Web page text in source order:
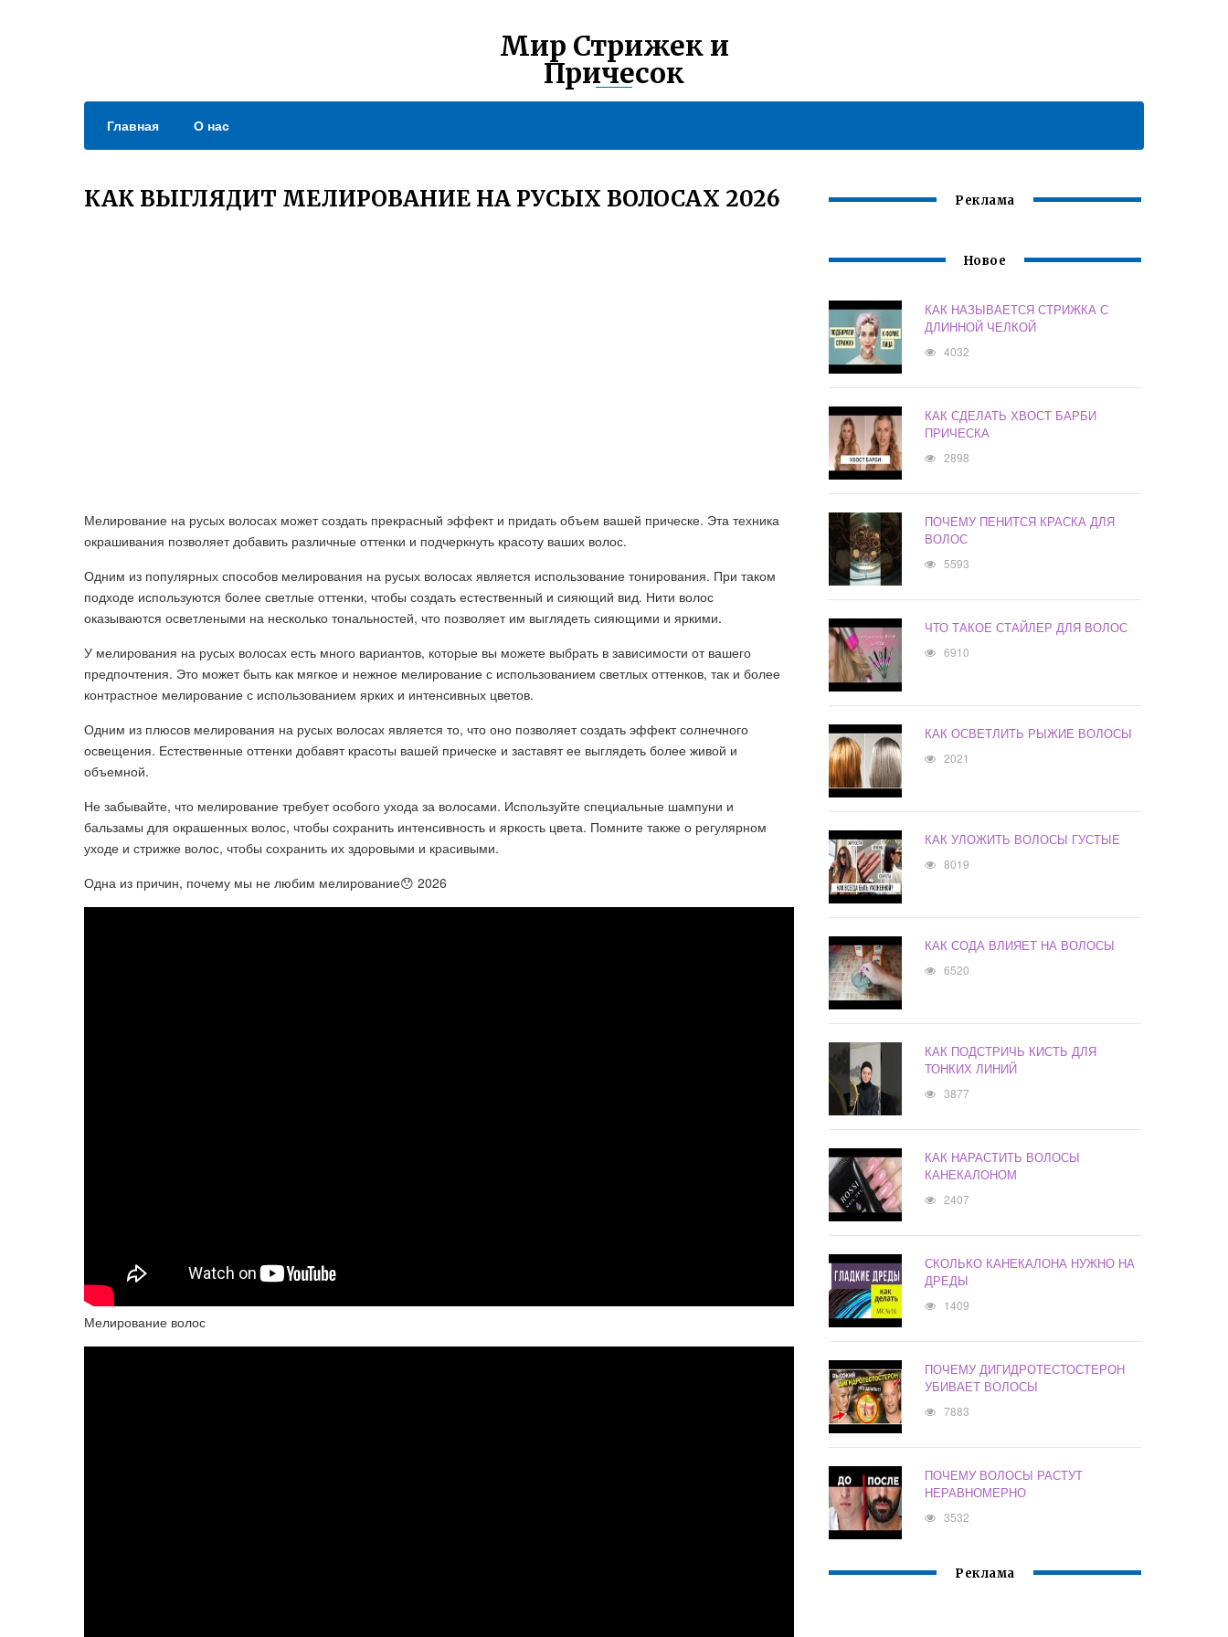
Мир Стрижек и
Причесок
Главная О нас
КАК ВЫГЛЯДИТ МЕЛИРОВАНИЕ НА РУСЫХ ВОЛОСАХ 2026
Мелирование на русых волосах может создать прекрасный эффект и придать объем вашей прическе. Эта техника
окрашивания позволяет добавить различные оттенки и подчеркнуть красоту ваших волос.
Одним из популярных способов мелирования на русых волосах является использование тонирования. При таком
подходе используются более светлые оттенки, чтобы создать естественный и сияющий вид. Нити волос
оказываются осветлеными на несколько тональностей, что позволяет им выглядеть сияющими и яркими.
У мелирования на русых волосах есть много вариантов, которые вы можете выбрать в зависимости от вашего
предпочтения. Это может быть как мягкое и нежное мелирование с использованием светлых оттенков, так и более
контрастное мелирование с использованием ярких и интенсивных цветов.
Одним из плюсов мелирования на русых волосах является то, что оно позволяет создать эффект солнечного
освещения. Естественные оттенки добавят красоты вашей прическе и заставят ее выглядеть более живой и
объемной.
Не забывайте, что мелирование требует особого ухода за волосами. Используйте специальные шампуни и
бальзамы для окрашенных волос, чтобы сохранить интенсивность и яркость цвета. Помните также о регулярном
уходе и стрижке волос, чтобы сохранить их здоровыми и красивыми.
Одна из причин, почему мы не любим мелирование😯 2026
Мелирование волос
Реклама
Новое
КАК НАЗЫВАЕТСЯ СТРИЖКА С
ДЛИННОЙ ЧЕЛКОЙ
4032
КАК СДЕЛАТЬ ХВОСТ БАРБИ
ПРИЧЕСКА
2898
ПОЧЕМУ ПЕНИТСЯ КРАСКА ДЛЯ
ВОЛОС
5593
ЧТО ТАКОЕ СТАЙЛЕР ДЛЯ ВОЛОС
6910
КАК ОСВЕТЛИТЬ РЫЖИЕ ВОЛОСЫ
2021
КАК УЛОЖИТЬ ВОЛОСЫ ГУСТЫЕ
8019
КАК СОДА ВЛИЯЕТ НА ВОЛОСЫ
6520
КАК ПОДСТРИЧЬ КИСТЬ ДЛЯ
ТОНКИХ ЛИНИЙ
3877
КАК НАРАСТИТЬ ВОЛОСЫ
КАНЕКАЛОНОМ
2407
СКОЛЬКО КАНЕКАЛОНА НУЖНО НА
ДРЕДЫ
1409
ПОЧЕМУ ДИГИДРОТЕСТОСТЕРОН
УБИВАЕТ ВОЛОСЫ
7883
ПОЧЕМУ ВОЛОСЫ РАСТУТ
НЕРАВНОМЕРНО
3532
Реклама